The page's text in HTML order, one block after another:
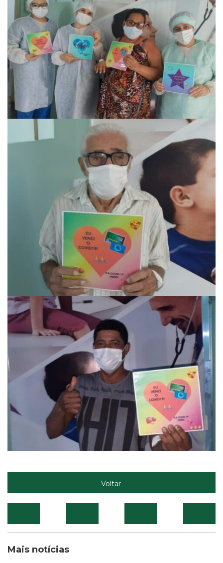
Voltar
Mais notícias